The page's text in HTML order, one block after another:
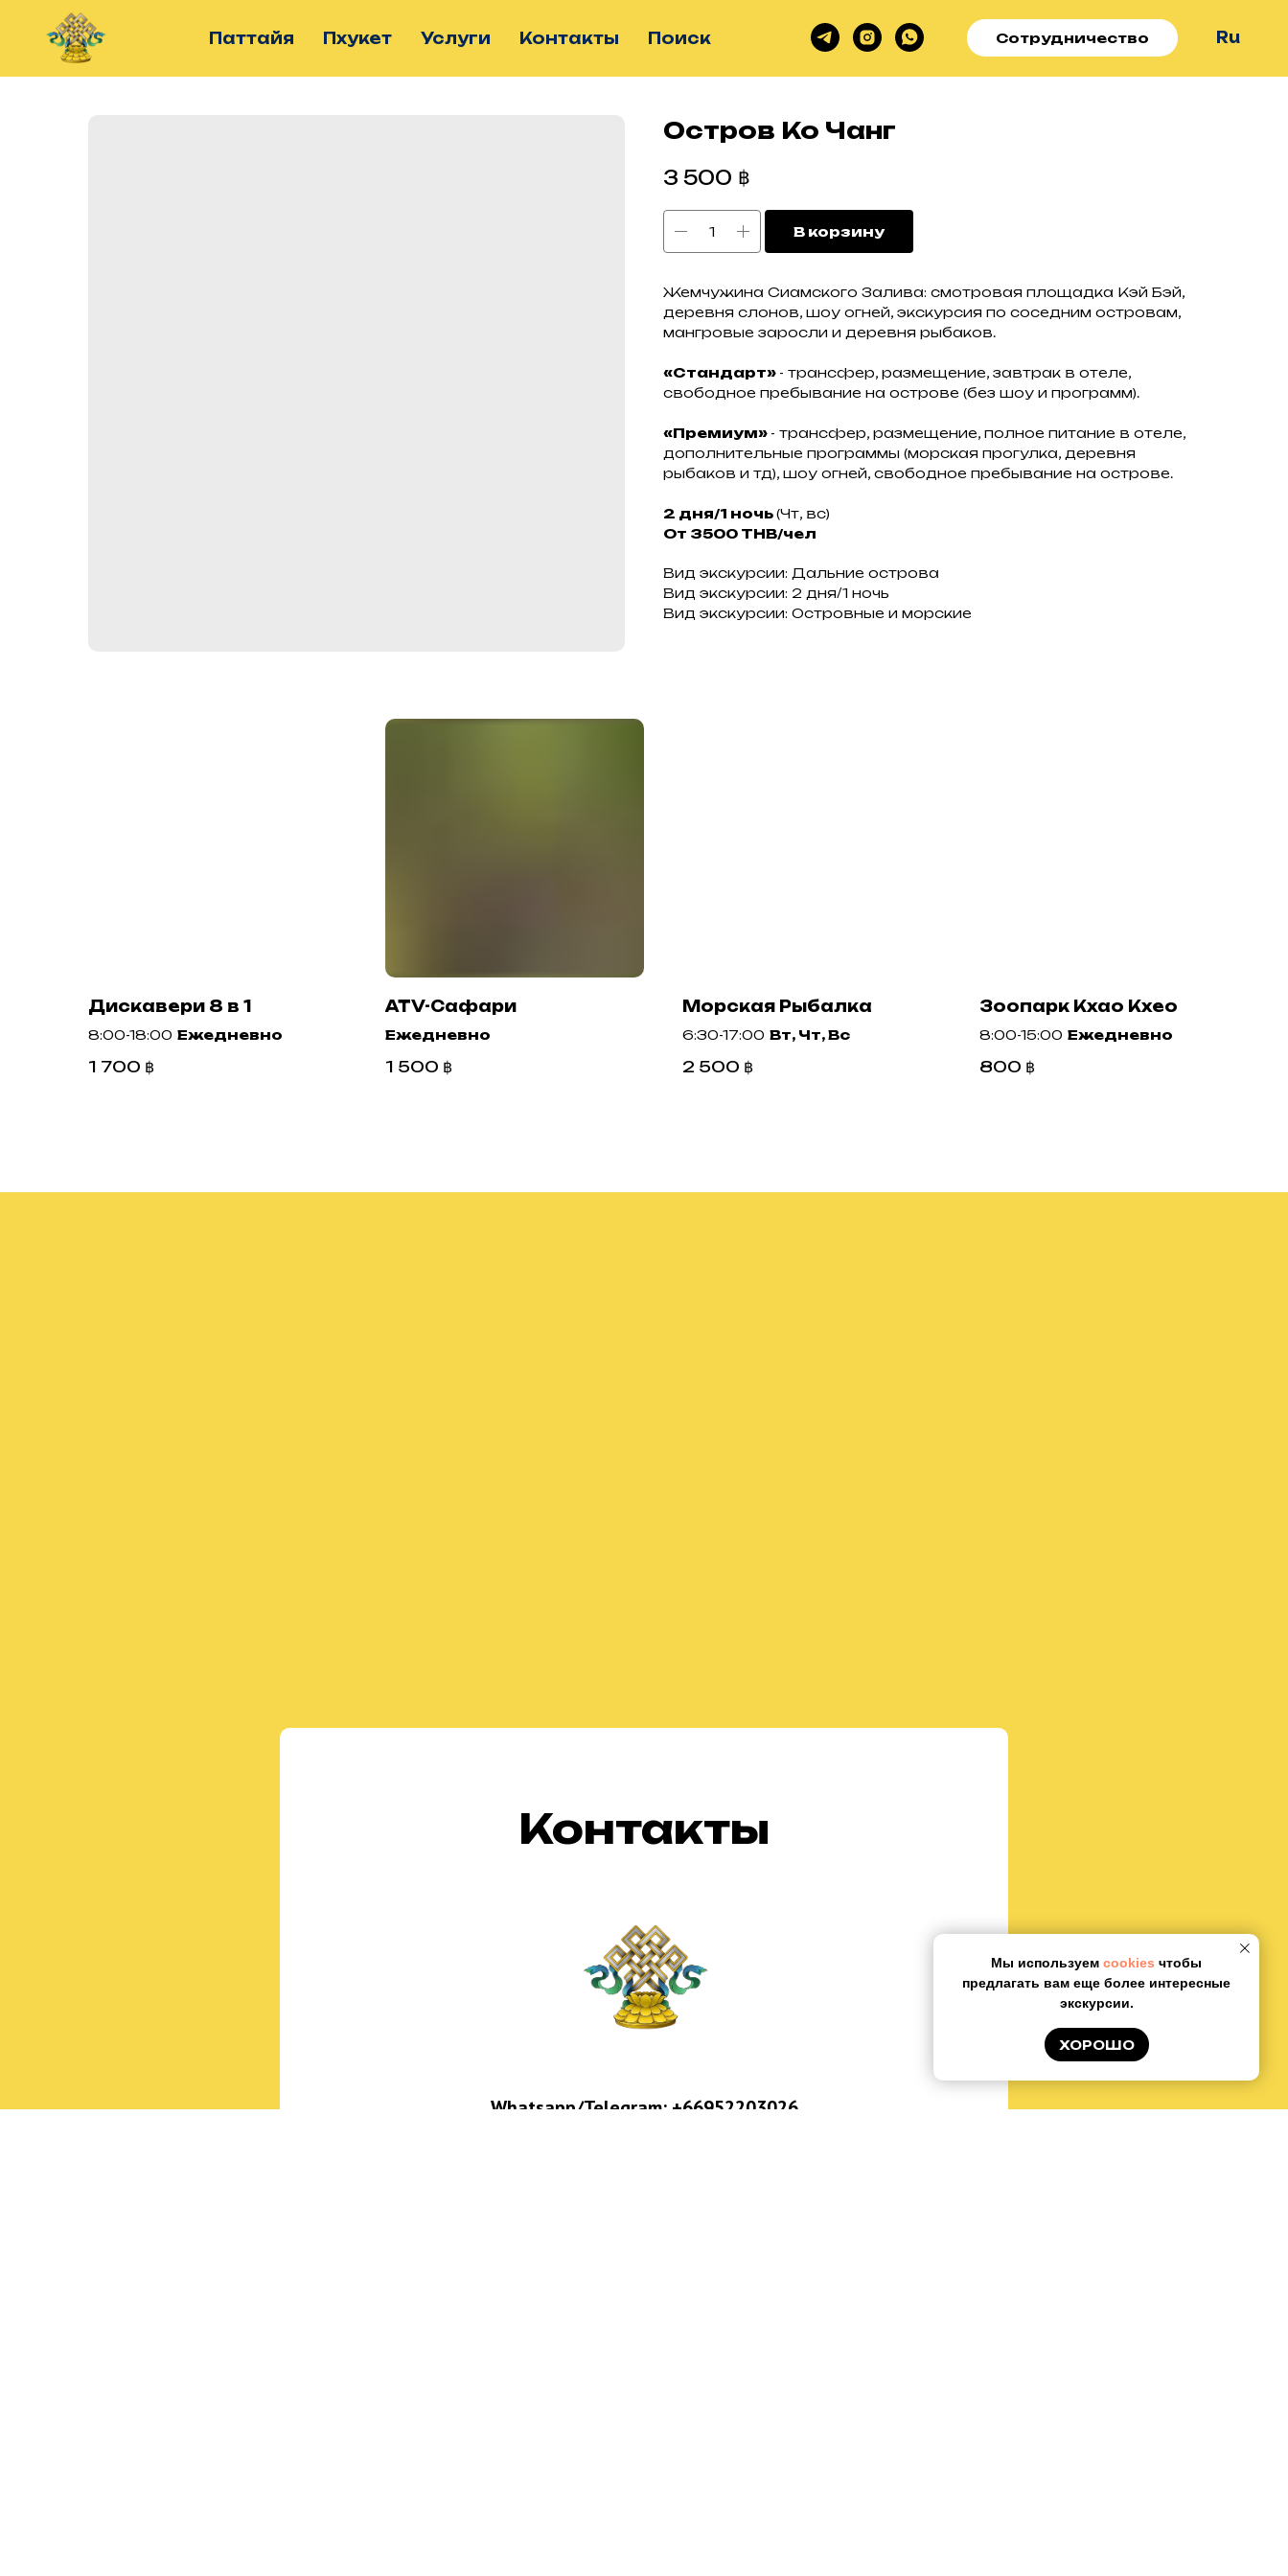
Паттайя Пхукет Услуги Контакты Поиск Сотрудничество Ru
Остров Ко Чанг
3 500 ฿
В корзину
Жемчужина Сиамского Залива: смотровая площадка Кэй Бэй,
деревня слонов, шоу огней, экскурсия по соседним островам,
мангровые заросли и деревня рыбаков.
«Стандарт» - трансфер, размещение, завтрак в отеле,
свободное пребывание на острове (без шоу и программ).
«Премиум» - трансфер, размещение, полное питание в отеле,
дополнительные программы (морская прогулка, деревня
рыбаков и тд), шоу огней, свободное пребывание на острове.
2 дня/1 ночь(Чт, вс)
От 3500 THB/чел
Вид экскурсии: Дальние острова
Вид экскурсии: 2 дня/1 ночь
Вид экскурсии: Островные и морские
Дискавери 8 в 1
8:00-18:00 Ежедневно
1 700 ฿
ATV-Сафари
Ежедневно
1 500 ฿
Морская Рыбалка
6:30-17:00 Вт, Чт, Вс
2 500 ฿
Зоопарк Кхао Кхео
8:00-15:00 Ежедневно
800 ฿
Контакты
Whatsapp/Telegram: +66952203026
Мы используем cookies чтобы
предлагать вам еще более интересные
экскурсии.
ХОРОШО